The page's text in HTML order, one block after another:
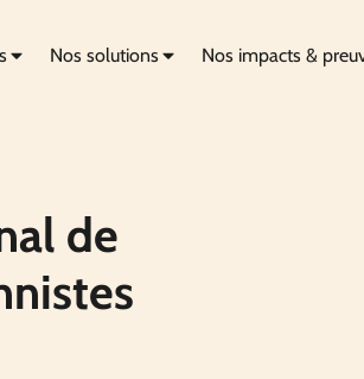
Nos solutions Nos impacts &
de